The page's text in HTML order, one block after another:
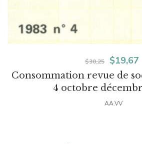
Consommation revue de
4 octobre
$30,25
El
precio
$19,67
AA.VV